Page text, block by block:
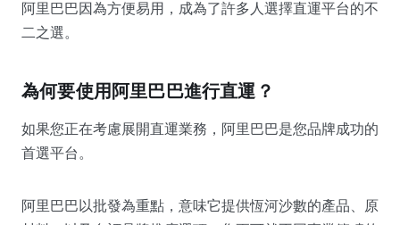
阿里巴巴因為方便易用，成為了許多人選擇直運平台的不
二之選。
為何要使用阿里巴巴進行直運？
如果您正在考慮展開直運業務，阿里巴巴是您品牌成功的
首選平台。
阿里巴巴以批發為重點，意味它提供恆河沙數的產品、原